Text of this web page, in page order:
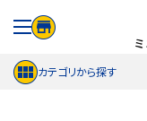
カテゴリから探す